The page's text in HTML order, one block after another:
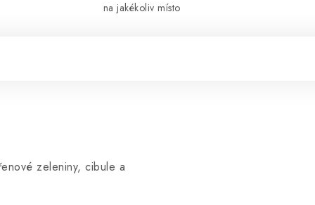
na jakékoliv místo
zeleniny, cibule a